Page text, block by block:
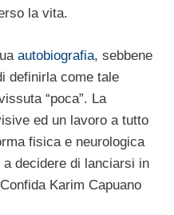
la vita.
autobiografia, sebbene
definirla come tale
“poca”. La
ed un lavoro a tutto
fisica e neurologica
decidere di lanciarsi in
Karim Capuano